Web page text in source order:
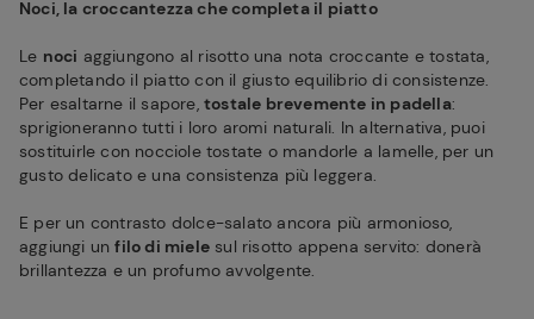
Noci, la croccantezza che completa il piatto
Le noci aggiungono al risotto una nota croccante e tostata,
completando il piatto con il giusto equilibrio di consistenze.
Per esaltarne il sapore, tostale brevemente in padella:
sprigioneranno tutti i loro aromi naturali. In alternativa, puoi
sostituirle con nocciole tostate o mandorle a lamelle, per un
gusto delicato e una consistenza più leggera.
E per un contrasto dolce-salato ancora più armonioso,
aggiungi unfilo di miele sul risotto appena servito: donerà
brillantezza e un profumo avvolgente.